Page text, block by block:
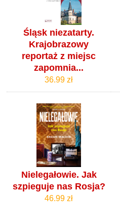
Śląsk niezatarty.
Krajobrazowy
reportaż z miejsc
zapomnia...
36.99 zł
Nielegałowie. Jak
szpieguje nas Rosja?
46.99 zł